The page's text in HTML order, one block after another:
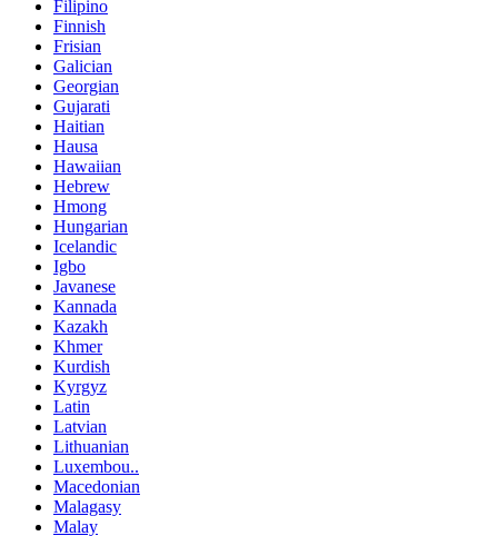
Filipino
Finnish
Frisian
Galician
Georgian
Gujarati
Haitian
Hausa
Hawaiian
Hebrew
Hmong
Hungarian
Icelandic
Igbo
Javanese
Kannada
Kazakh
Khmer
Kurdish
Kyrgyz
Latin
Latvian
Lithuanian
Luxembou..
Macedonian
Malagasy
Malay